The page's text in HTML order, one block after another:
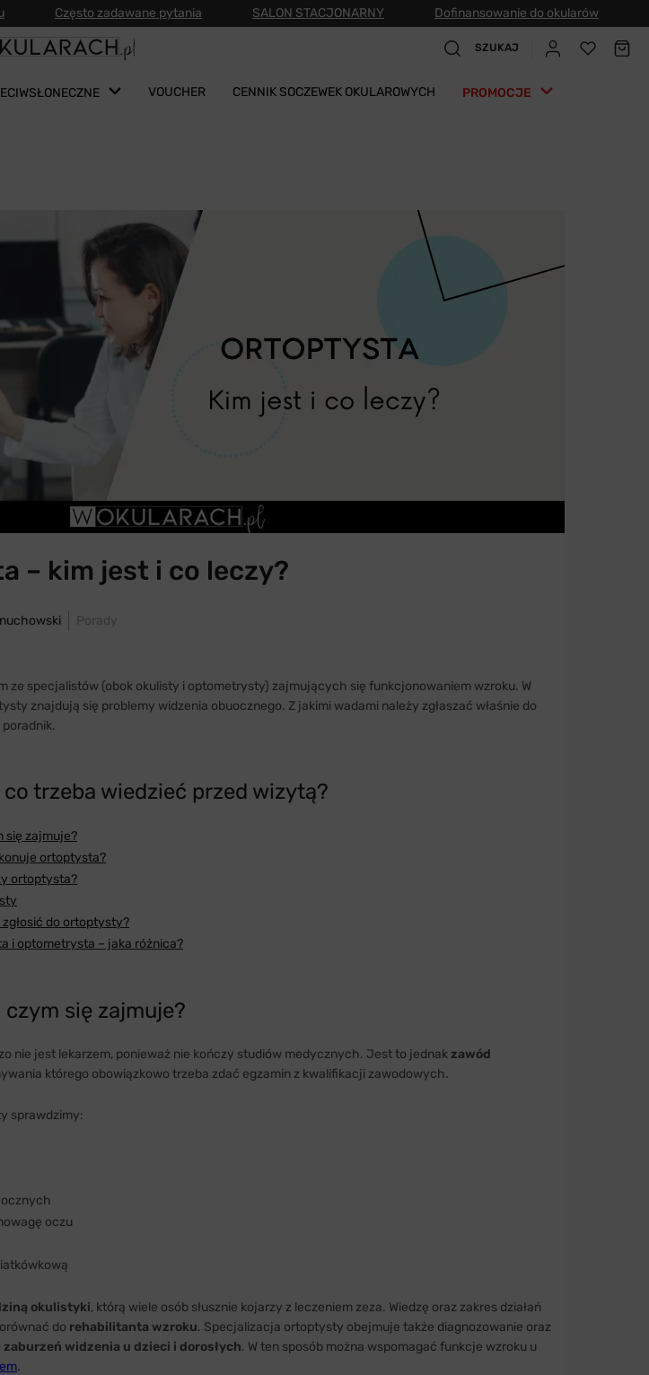
Często zadawane pytania SALON STACJONARNY Dofinansowanie do okularów
SZUKAJ
VOUCHER CENNIK SOCZEWEK OKULAROWYCH PROMOCJE
– kim jest i co leczy?
Porady
ze specjalistów (obok okulisty i optometrysty) zajmujących się funkcjonowaniem wzroku. W
znajdują się problemy widzenia obuocznego. Z jakimi wadami należy zgłaszać właśnie do
trzeba wiedzieć przed wizytą?
się zajmuje?
ortoptysta?
ortoptysta?
do ortoptysty?
i optometrysta – jaka różnica?
się zajmuje?
nie jest lekarzem, ponieważ nie kończy studiów medycznych. Jest to jednak zawód
którego obowiązkowo trzeba zdać egzamin z kwalifikacji zawodowych.
sprawdzimy:
ocznych
oczu
okulistyki, którą wiele osób słusznie kojarzy z leczeniem zeza. Wiedzę oraz zakres działań
do rehabilitanta wzroku. Specjalizacja ortoptysty obejmuje także diagnozowanie oraz
widzenia u dzieci i dorosłych. W ten sposób można wspomagać funkcje wzroku u
.